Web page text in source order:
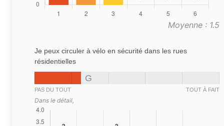
Moyenne : 1.5
Je peux circuler à vélo en sécurité dans les rues
résidentielles
G
PAS DU TOUT TOUT À FAIT
Dans le détail,